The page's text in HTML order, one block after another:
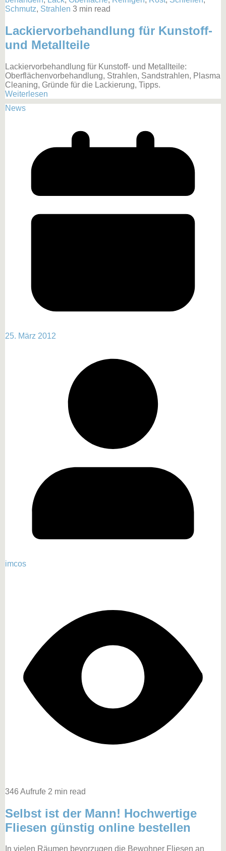
Schmutz, Strahlen 3 min read
Lackiervorbehandlung für Kunstoff-
und Metallteile
Lackiervorbehandlung für Kunstoff- und Metallteile:
Oberflächenvorbehandlung, Strahlen, Sandstrahlen, Plasma
Cleaning, Gründe für die Lackierung, Tipps.
Weiterlesen
News
25. März 2012
imcos
346 Aufrufe 2 min read
Selbst ist der Mann! Hochwertige
Fliesen günstig online bestellen
In vielen Räumen bevorzugen die Bewohner Fliesen an